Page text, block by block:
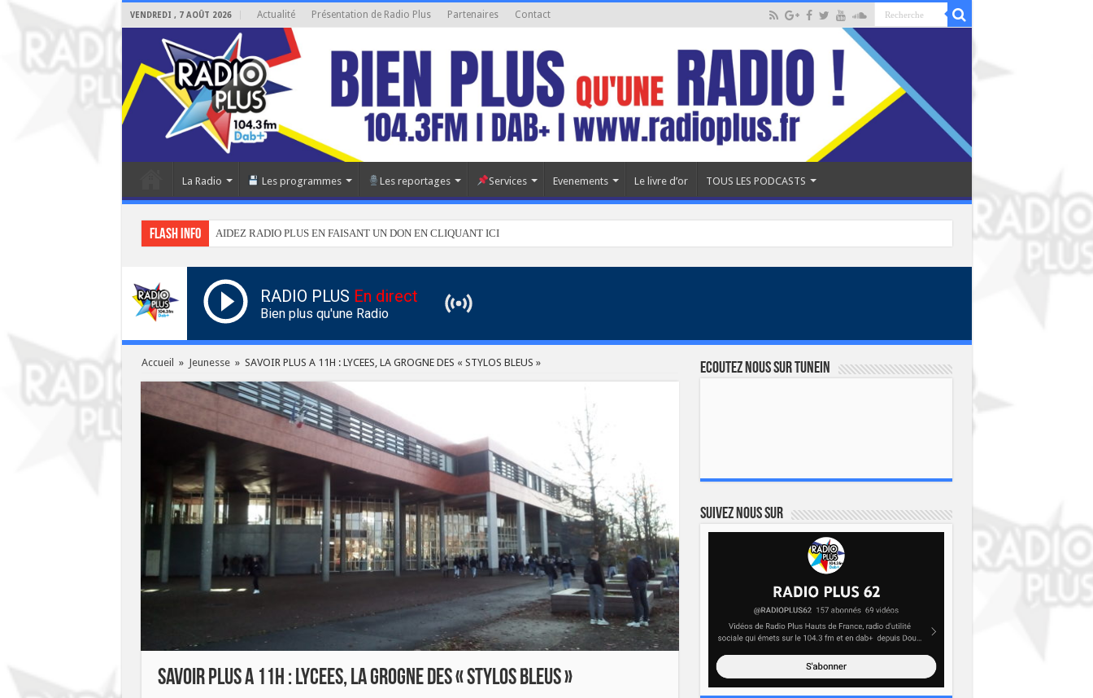
VENDREDI , 7 AOÛT 2026 Actualité Présentation de Radio Plus Partenaires Contact
La Radio Les programmes Les reportages Services Evenements Le livre d’or TOUS LES PODCASTS
Flash info AIDEZ RADIO PLUS EN FAISANT UN DON EN CLIQUANT ICI
RADIO PLUS En direct
Bien plus qu'une Radio
Accueil » Jeunesse » SAVOIR PLUS A 11H : LYCEES, LA GROGNE DES « STYLOS BLEUS »
SAVOIR PLUS A 11H : LYCEES, LA GROGNE DES « STYLOS BLEUS »
Ecoutez nous sur TuneIn
Suivez nous sur